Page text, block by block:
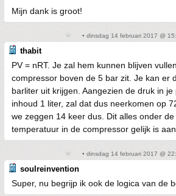
Mijn dank is groot!
• dinsdag 14 februari 2017 @
thabit
PV = nRT. Je zal hem kunnen blijven
compressor boven de 5 bar zit. Je kan er
barliter uit krijgen. Aangezien de druk in
inhoud 1 liter, zal dat dus neerkomen op
we zeggen 14 keer dus. Dit alles onder
temperatuur in de compressor gelijk is
• dinsdag 14 februari 2017 @
soulreinvention
Super, nu begrijp ik ook de logica van de